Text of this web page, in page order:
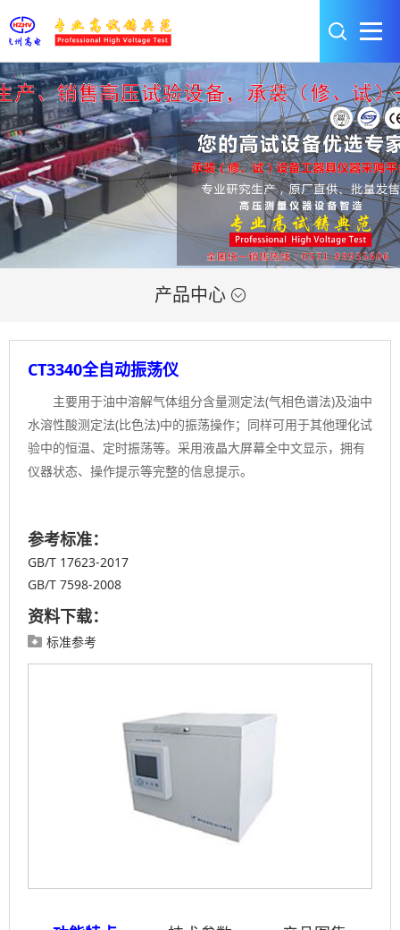
产品中心 
CT3340全自动振荡仪
主要用于油中溶解气体组分含量测定法(气相色谱法)及油中
水溶性酸测定法(比色法)中的振荡操作；同样可用于其他理化试
验中的恒温、定时振荡等。采用液晶大屏幕全中文显示，拥有
仪器状态、操作提示等完整的信息提示。
参考标准：
GB/T 17623-2017
GB/T 7598-2008
资料下载：
 标准参考